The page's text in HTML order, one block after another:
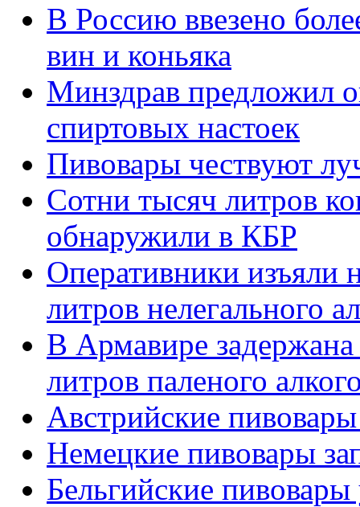
В Россию ввезено
вин и коньяка
Минздрав предложил
спиртовых настоек
Пивовары чествуют
Сотни тысяч литров
обнаружили в КБР
Оперативники изъяли
литров нелегального
В Армавире
литров паленого
Австрийские
Немецкие пивовары
Бельгийские